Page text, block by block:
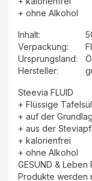
+ ohne Alkohol
Inhalt:
Verpackung:
Ursprungsland:
Hersteller:
Steevia FLUID
+ Flüssige
+ auf der
+ aus der
+ kalorienfrei
+ ohne Alkohol
GESUND &
Produkte werden